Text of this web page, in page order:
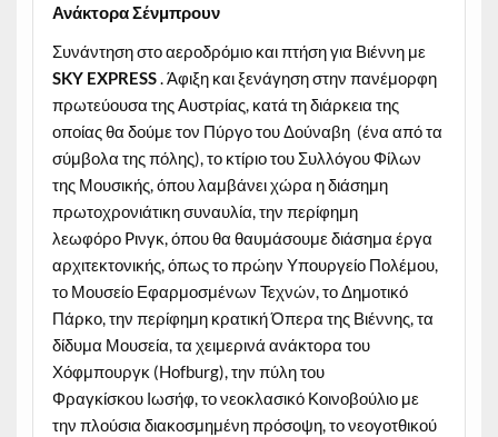
Ανάκτορα Σένμπρουν
Συνάντηση στο αεροδρόμιο και πτήση για Βιέννη με
SKY EXPRESS. Άφιξη και ξενάγηση στην πανέμορφη
πρωτεύουσα της Αυστρίας, κατά τη διάρκεια της
οποίας θα δούμε τον Πύργο του Δούναβη (ένα από τα
σύμβολα της πόλης), το κτίριο του Συλλόγου Φίλων
της Μουσικής, όπου λαμβάνει χώρα η διάσημη
πρωτοχρονιάτικη συναυλία, την περίφημη
λεωφόρο Pινγκ, όπου θα θαυμάσουμε διάσημα έργα
αρχιτεκτονικής, όπως το πρώην Υπουργείο Πολέμου,
το Μουσείο Εφαρμοσμένων Τεχνών, το Δημοτικό
Πάρκο, την περίφημη κρατική Όπερα της Βιέννης, τα
δίδυμα Μουσεία, τα χειμερινά ανάκτορα του
Χόφμπουργκ (Hofburg), την πύλη του
Φραγκίσκου Ιωσήφ, το νεοκλασικό Κοινοβούλιο με
την πλούσια διακοσμημένη πρόσοψη, το νεογοτθικού